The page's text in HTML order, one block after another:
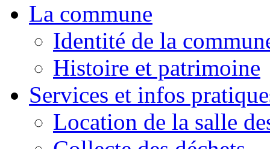
La commune
Identité de la
Histoire et patrimoine
Services et infos
Location de la salle